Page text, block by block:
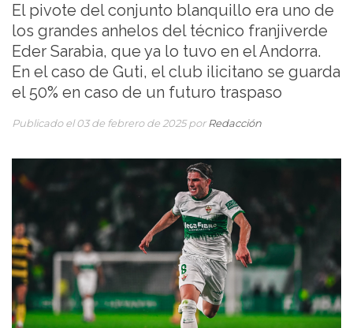
El pivote del conjunto blanquillo era uno de
los grandes anhelos del técnico franjiverde
Eder Sarabia, que ya lo tuvo en el Andorra.
En el caso de Guti, el club ilicitano se guarda
el 50% en caso de un futuro traspaso
Publicado el 03 de febrero de 2025 por Redacción